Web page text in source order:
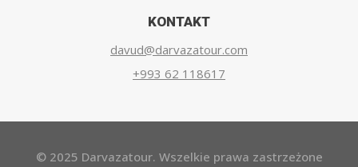
KONTAKT
davud@darvazatour.com
+993 62 118617
© 2025 Darvazatour. Wszelkie prawa zastrzeżone